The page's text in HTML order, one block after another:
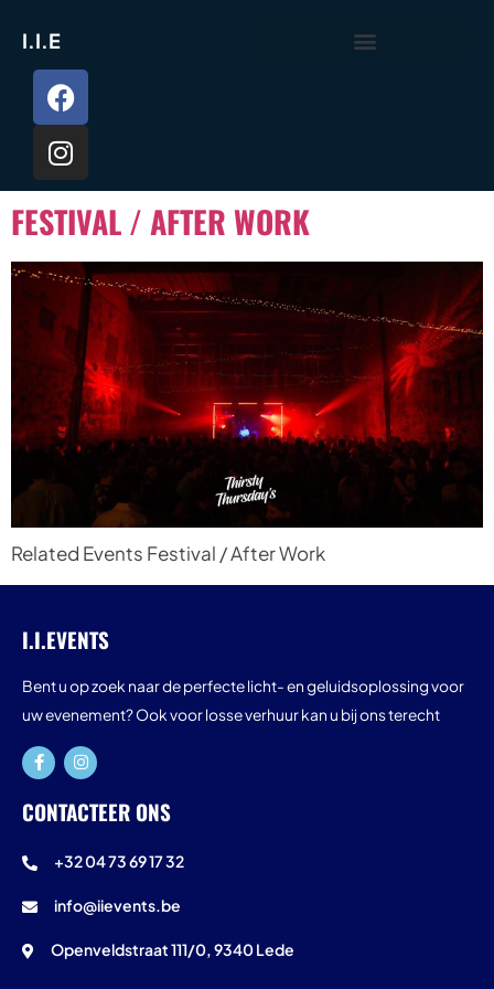
I.I.E
FESTIVAL / AFTER WORK
Related Events Festival / After Work
I.I.EVENTS
Bent u op zoek naar de perfecte licht- en geluidsoplossing voor
uw evenement? Ook voor losse verhuur kan u bij ons terecht
CONTACTEER ONS
+32 04 73 69 17 32
info@iievents.be
Openveldstraat 111/0, 9340 Lede